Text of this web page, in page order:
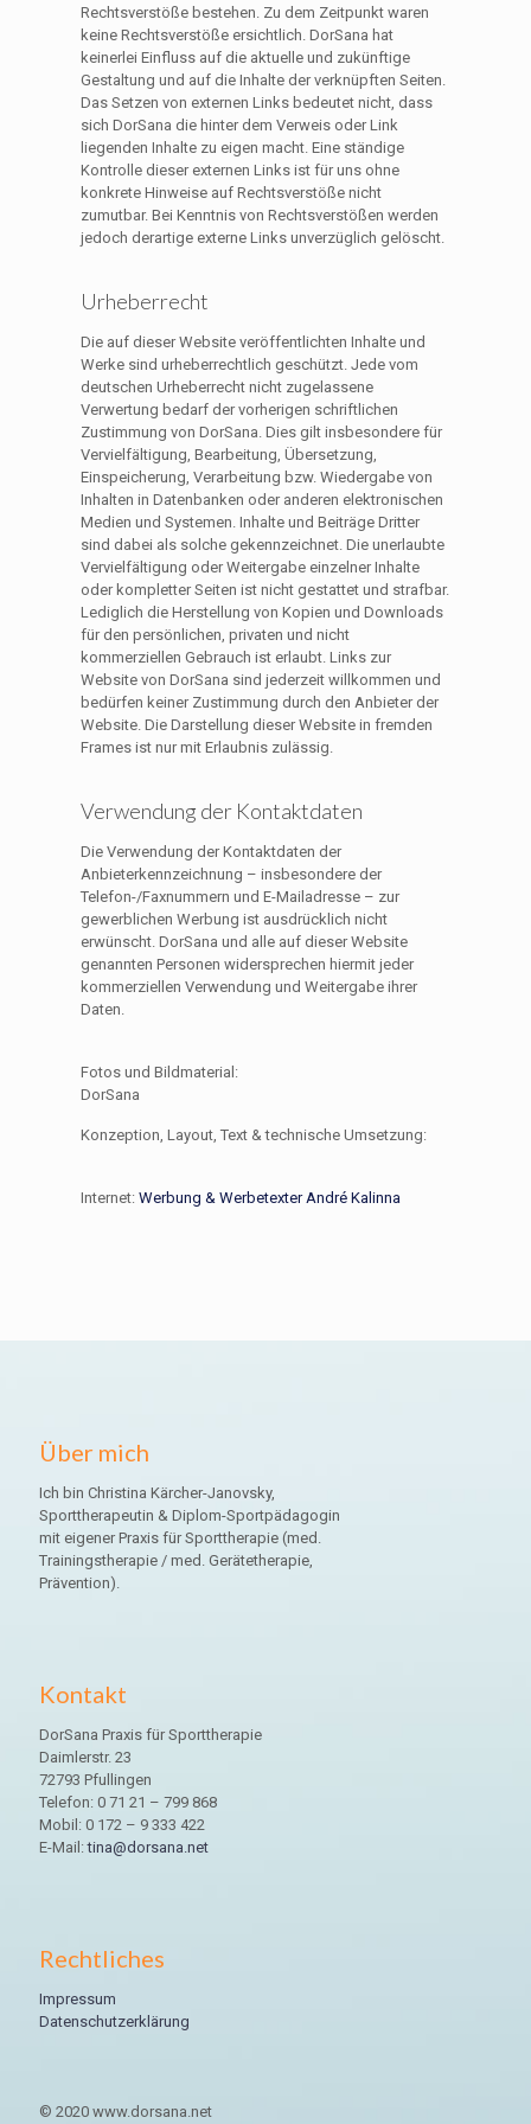
Rechtsverstöße bestehen. Zu dem Zeitpunkt waren
keine Rechtsverstöße ersichtlich. DorSana hat
keinerlei Einfluss auf die aktuelle und zukünftige
Gestaltung und auf die Inhalte der verknüpften Seiten.
Das Setzen von externen Links bedeutet nicht, dass
sich DorSana die hinter dem Verweis oder Link
liegenden Inhalte zu eigen macht. Eine ständige
Kontrolle dieser externen Links ist für uns ohne
konkrete Hinweise auf Rechtsverstöße nicht
zumutbar. Bei Kenntnis von Rechtsverstößen werden
jedoch derartige externe Links unverzüglich gelöscht.
Urheberrecht
Die auf dieser Website veröffentlichten Inhalte und
Werke sind urheberrechtlich geschützt. Jede vom
deutschen Urheberrecht nicht zugelassene
Verwertung bedarf der vorherigen schriftlichen
Zustimmung von DorSana. Dies gilt insbesondere für
Vervielfältigung, Bearbeitung, Übersetzung,
Einspeicherung, Verarbeitung bzw. Wiedergabe von
Inhalten in Datenbanken oder anderen elektronischen
Medien und Systemen. Inhalte und Beiträge Dritter
sind dabei als solche gekennzeichnet. Die unerlaubte
Vervielfältigung oder Weitergabe einzelner Inhalte
oder kompletter Seiten ist nicht gestattet und strafbar.
Lediglich die Herstellung von Kopien und Downloads
für den persönlichen, privaten und nicht
kommerziellen Gebrauch ist erlaubt. Links zur
Website von DorSana sind jederzeit willkommen und
bedürfen keiner Zustimmung durch den Anbieter der
Website. Die Darstellung dieser Website in fremden
Frames ist nur mit Erlaubnis zulässig.
Verwendung der Kontaktdaten
Die Verwendung der Kontaktdaten der
Anbieterkennzeichnung – insbesondere der
Telefon-/Faxnummern und E-Mailadresse – zur
gewerblichen Werbung ist ausdrücklich nicht
erwünscht. DorSana und alle auf dieser Website
genannten Personen widersprechen hiermit jeder
kommerziellen Verwendung und Weitergabe ihrer
Daten.
Fotos und Bildmaterial:
DorSana
Konzeption, Layout, Text & technische Umsetzung:
Internet: Werbung & Werbetexter André Kalinna
Über mich
Ich bin Christina Kärcher-Janovsky,
Sporttherapeutin & Diplom-Sportpädagogin
mit eigener Praxis für Sporttherapie (med.
Trainingstherapie / med. Gerätetherapie,
Prävention).
Kontakt
DorSana Praxis für Sporttherapie
Daimlerstr. 23
72793 Pfullingen
Telefon: 0 71 21 – 799 868
Mobil: 0 172 – 9 333 422
E-Mail:tina@dorsana.net
Rechtliches
Impressum
Datenschutzerklärung
© 2020 www.dorsana.net